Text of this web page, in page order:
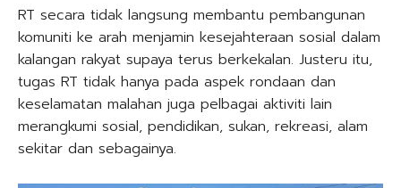
RT secara tidak langsung membantu pembangunan
komuniti ke arah menjamin kesejahteraan sosial dalam
kalangan rakyat supaya terus berkekalan. Justeru itu,
tugas RT tidak hanya pada aspek rondaan dan
keselamatan malahan juga pelbagai aktiviti lain
merangkumi sosial, pendidikan, sukan, rekreasi, alam
sekitar dan sebagainya.